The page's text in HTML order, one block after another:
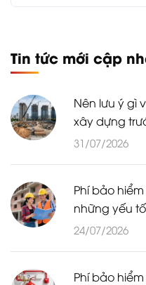
Tin tức mới cập
Nên lưu ý gì
xây dựng
31/07/2026
Phí bảo
những yếu
24/07/2026
Phí bảo